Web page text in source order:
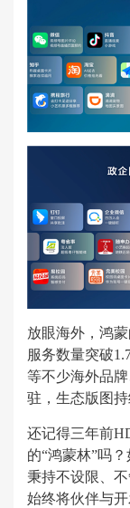
放眼海外，鸿
服务数量突破
等不少海外品
驻，生态版图持
还记得三年前
的“鸿蒙林”吗
秉持不设限、
始终将伙伴与开